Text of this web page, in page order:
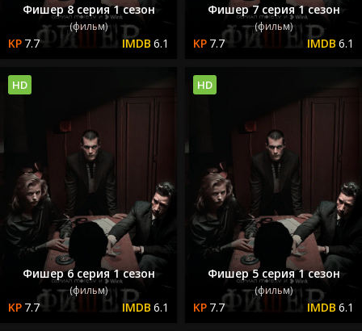
Фишер 8 серия 1 сезон
(фильм)
7.7 6.1
Фишер 7 серия 1 сезон
(фильм)
7.7 6.1
Фишер 6 серия 1 сезон
(фильм)
7.7 6.1
HD
Фишер 5 серия 1 сезон
(фильм)
7.7 6.1
HD